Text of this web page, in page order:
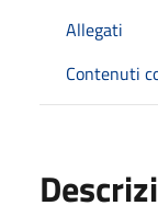
Allegati
Contenuti